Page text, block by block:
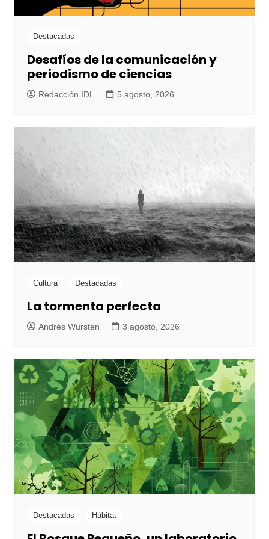
Destacadas
Desafíos de la comunicación y
periodismo de ciencias
Redacción IDL 5 agosto, 2026
Cultura Destacadas
La tormenta perfecta
Andrés Wursten 3 agosto, 2026
Destacadas Hábitat